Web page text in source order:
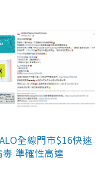
全線門市$16快速
準確性高達